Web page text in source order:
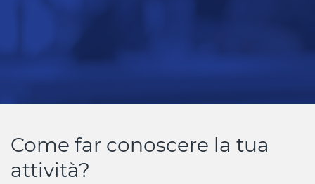
Come far conoscere la tua
attività?